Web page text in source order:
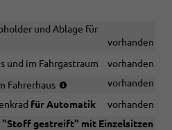
und Ablage für
vorhanden
und im Fahrgastraum
vorhanden
Fahrerhaus
Verbindung
mit
vorhanden
für Automatik
vorhanden
"Stoff gestreift" mit Einzelsitzen